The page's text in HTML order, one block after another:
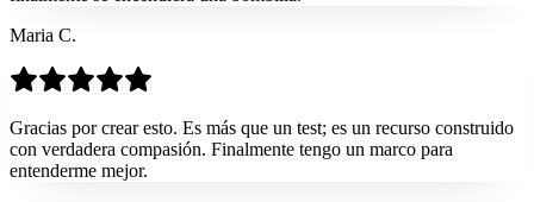
Maria C.
Gracias por crear esto. Es más que un test; es un recurso construido
con verdadera compasión. Finalmente tengo un marco para
entenderme mejor.